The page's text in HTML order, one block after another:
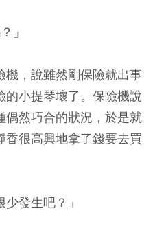
」
機，說雖然剛保險就出事
小提琴壞了。保險機說
偶然巧合的狀況，於是就
很高興地拿了錢要去買
發生吧？」